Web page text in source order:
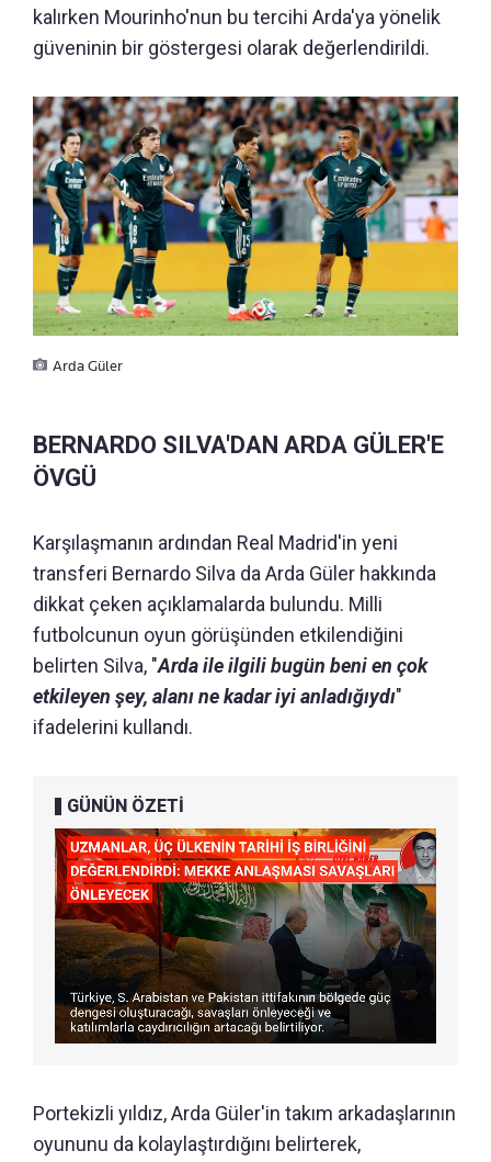
kalırken Mourinho'nun bu tercihi Arda'ya yönelik
güveninin bir göstergesi olarak değerlendirildi.
Arda Güler
BERNARDO SILVA'DAN ARDA GÜLER'E
ÖVGÜ
Karşılaşmanın ardından Real Madrid'in yeni
transferi Bernardo Silva da Arda Güler hakkında
dikkat çeken açıklamalarda bulundu. Milli
futbolcunun oyun görüşünden etkilendiğini
belirten Silva, "Arda ile ilgili bugün beni en çok
etkileyen şey, alanı ne kadar iyi anladığıydı"
ifadelerini kullandı.
GÜNÜN ÖZETİ
Portekizli yıldız, Arda Güler'in takım arkadaşlarının
oyununu da kolaylaştırdığını belirterek,